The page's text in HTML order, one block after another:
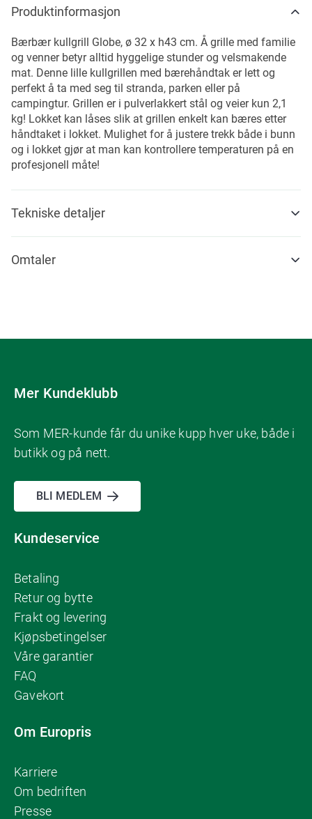
Produktinformasjon
Bærbær kullgrill Globe, ø 32 x h43 cm. Å grille med familie
og venner betyr alltid hyggelige stunder og velsmakende
mat. Denne lille kullgrillen med bærehåndtak er lett og
perfekt å ta med seg til stranda, parken eller på
campingtur. Grillen er i pulverlakkert stål og veier kun 2,1
kg! Lokket kan låses slik at grillen enkelt kan bæres etter
håndtaket i lokket. Mulighet for å justere trekk både i bunn
og i lokket gjør at man kan kontrollere temperaturen på en
profesjonell måte!
Tekniske detaljer
Omtaler
Mer Kundeklubb
Som MER-kunde får du unike kupp hver uke, både i
butikk og på nett.
BLI MEDLEM
Kundeservice
Betaling
Retur og bytte
Frakt og levering
Kjøpsbetingelser
Våre garantier
FAQ
Gavekort
Om Europris
Karriere
Om bedriften
Presse